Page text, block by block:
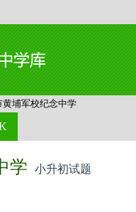
黄埔军校纪念中学
学 小升初试题